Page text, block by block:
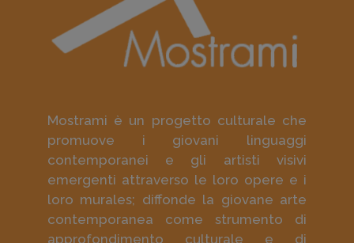
Mostrami è un progetto culturale che
promuove i giovani linguaggi
contemporanei e gli artisti visivi
emergenti attraverso le loro opere e i
loro murales; diffonde la giovane arte
contemporanea come strumento di
approfondimento culturale e di